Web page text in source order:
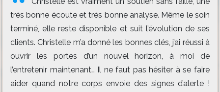
très bonne écoute et très bonne analyse. Même le soin
terminé, elle reste disponible et suit l’évolution de ses
clients. Christelle m’a donné les bonnes clés, j’ai réussi à
ouvrir les portes d’un nouvel horizon, à moi de
l’entretenir maintenant… Il ne faut pas hésiter à se faire
aider quand notre corps envoie des signes d’alerte !